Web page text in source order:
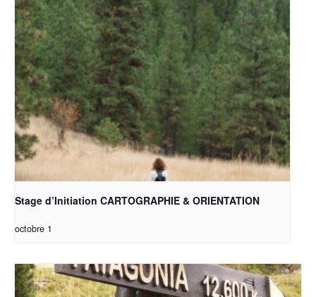
Stage d’Initiation CARTOGRAPHIE & ORIENTATION
octobre 1